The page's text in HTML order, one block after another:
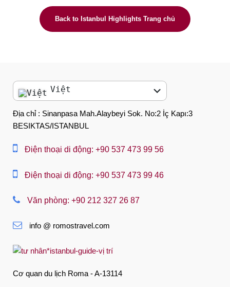
Back to Istanbul Highlights Trang chủ
Việt
English
العربية
中文
Slovenská
Suomi
Français
Địa chỉ : Sinanpasa Mah.Alaybeyi Sok. No:2 İç Kapı:3
BESIKTAS/ISTANBUL
Điện thoại di động: +90 537 473 99 56
Điện thoại di động: +90 537 473 99 46
Văn phòng: +90 212 327 26 87
info @ romostravel.com
Cơ quan du lịch Roma - A-13114